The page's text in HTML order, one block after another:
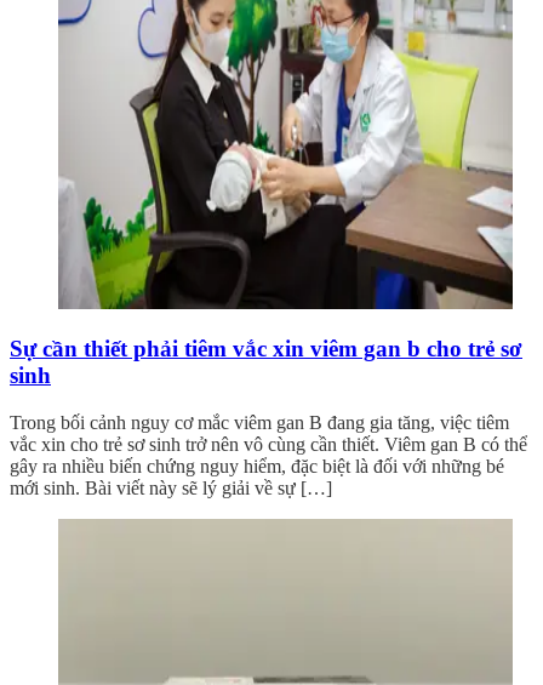
Sự cần thiết phải tiêm vắc xin viêm gan b cho trẻ sơ
sinh
Trong bối cảnh nguy cơ mắc viêm gan B đang gia tăng, việc tiêm
vắc xin cho trẻ sơ sinh trở nên vô cùng cần thiết. Viêm gan B có thể
gây ra nhiều biến chứng nguy hiểm, đặc biệt là đối với những bé
mới sinh. Bài viết này sẽ lý giải về sự […]